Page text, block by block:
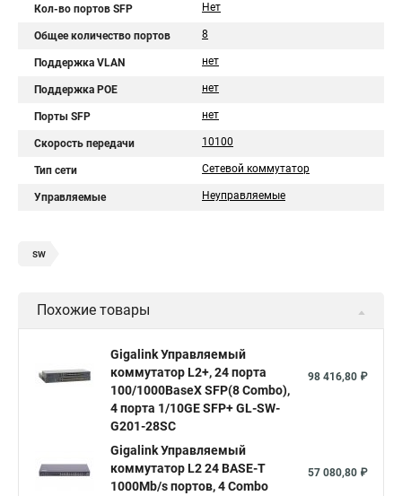
Кол-во портов SFP Нет
Общее количество портов 8
Поддержка VLAN нет
Поддержка POE нет
Порты SFP нет
Скорость передачи 10100
Тип сети Сетевой коммутатор
Управляемые Неуправляемые
sw
Похожие товары
Gigalink Управляемый
коммутатор L2+, 24 порта
100/1000BaseX SFP(8 Combo),
4 порта 1/10GE SFP+ GL-SW-
G201-28SC
98 416,80 ₽
Gigalink Управляемый
коммутатор L2 24 BASE-T
1000Mb/s портов, 4 Combo
57 080,80 ₽